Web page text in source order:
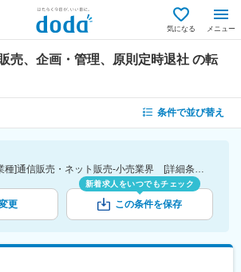
気になる メニュー
売、企画・管理、原則定時退社 の転
条件で並び替え
[職種]企画・管理 [業種]通信販売・ネット販売-小売業界 [詳細条件](休日・働き方)原則定時退社
更
新着求人をいつでもチェック
この条件を保存